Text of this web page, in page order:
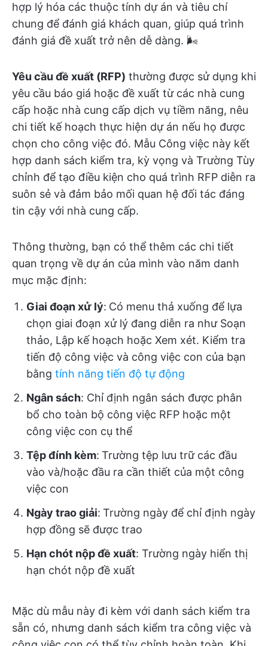
hợp lý hóa các thuộc tính dự án và tiêu chí
chung để đánh giá khách quan, giúp quá trình
đánh giá đề xuất trở nên dễ dàng. 🌬️
Yêu cầu đề xuất (RFP) thường được sử dụng khi
yêu cầu báo giá hoặc đề xuất từ các nhà cung
cấp hoặc nhà cung cấp dịch vụ tiềm năng, nêu
chi tiết kế hoạch thực hiện dự án nếu họ được
chọn cho công việc đó. Mẫu Công việc này kết
hợp danh sách kiểm tra, kỳ vọng và Trường Tùy
chỉnh để tạo điều kiện cho quá trình RFP diễn ra
suôn sẻ và đảm bảo mối quan hệ đối tác đáng
tin cậy với nhà cung cấp.
Thông thường, bạn có thể thêm các chi tiết
quan trọng về dự án của mình vào năm danh
mục mặc định:
Giai đoạn xử lý: Có menu thả xuống để lựa
chọn giai đoạn xử lý đang diễn ra như Soạn
thảo, Lập kế hoạch hoặc Xem xét. Kiểm tra
tiến độ công việc và công việc con của bạn
bằng tính năng tiến độ tự động
Ngân sách: Chỉ định ngân sách được phân
bổ cho toàn bộ công việc RFP hoặc một
công việc con cụ thể
Tệp đính kèm: Trường tệp lưu trữ các đầu
vào và/hoặc đầu ra cần thiết của một công
việc con
Ngày trao giải: Trường ngày để chỉ định ngày
hợp đồng sẽ được trao
Hạn chót nộp đề xuất: Trường ngày hiển thị
hạn chót nộp đề xuất
Mặc dù mẫu này đi kèm với danh sách kiểm tra
sẵn có, nhưng danh sách kiểm tra công việc và